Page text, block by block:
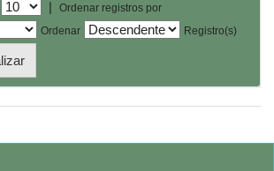
|
Ordenar registros por
Ordenar
Registro(s)